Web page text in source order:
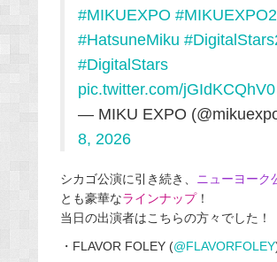
#MIKUEXPO
#HatsuneMiku
#DigitalStars
pic.twitter.com/jGIdKCQhV0
— MIKU EXPO
8, 2026
シカゴ公演に引き続き、 ニューヨーク
とも豪華なラインナップ！
当日の出演者はこちらの方々でした！
・FLAVOR FOLEY (@FLAVORFOLEY